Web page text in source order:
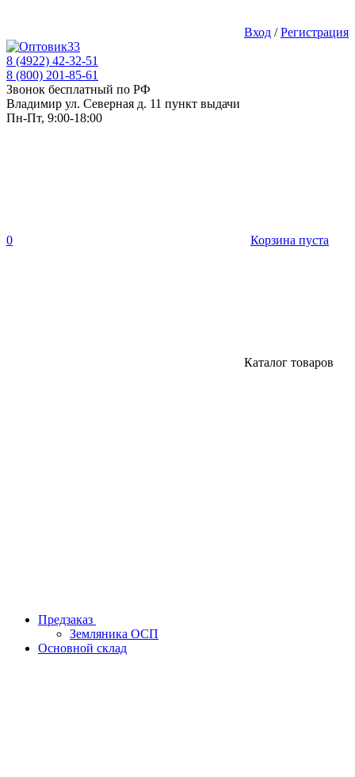
Вход /Регистрация
8 (4922) 42-32-51
8 (800) 201-85-61
Звонок бесплатный по РФ
Владимир ул. Северная д. 11 пункт выдачи
Пн-Пт, 9:00-18:00
0 Корзина пуста
Каталог товаров
Предзаказ
Земляника ОСП
Основной склад